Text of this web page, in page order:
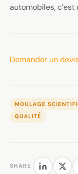
automobiles, c’est
Demander un
MOULAGE
QUALITÉ
SHARE